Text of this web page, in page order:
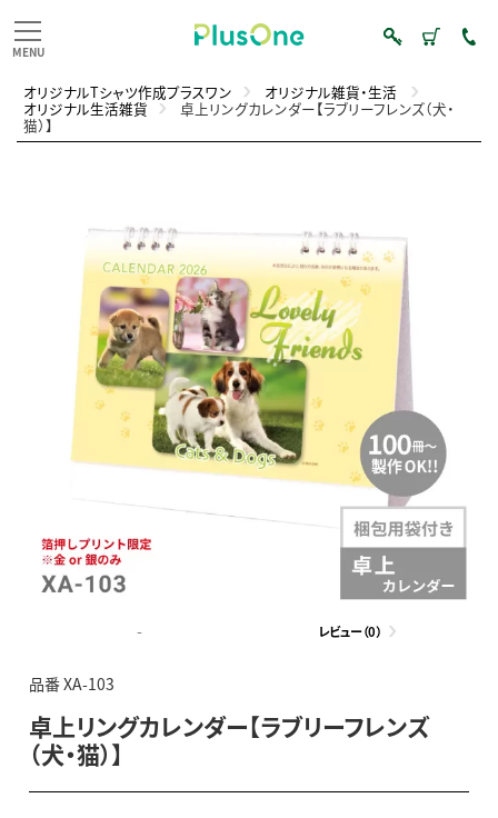
オリジナルTシャツ作成プラスワン オリジナル雑貨・生活
オリジナル生活雑貨 卓上リングカレンダー【ラブリーフレンズ（犬・
猫）】
- レビュー（0）
品番 XA-103
卓上リングカレンダー【ラブリーフレンズ
（犬・猫）】